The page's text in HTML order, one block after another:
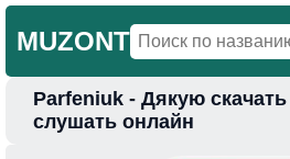
MUZONT
Главная
Parfeniuk - Дякую
слушать онлайн